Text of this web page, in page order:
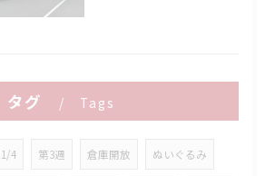
タグ Tags
1/4 第3週 倉庫開放 ぬいぐるみ